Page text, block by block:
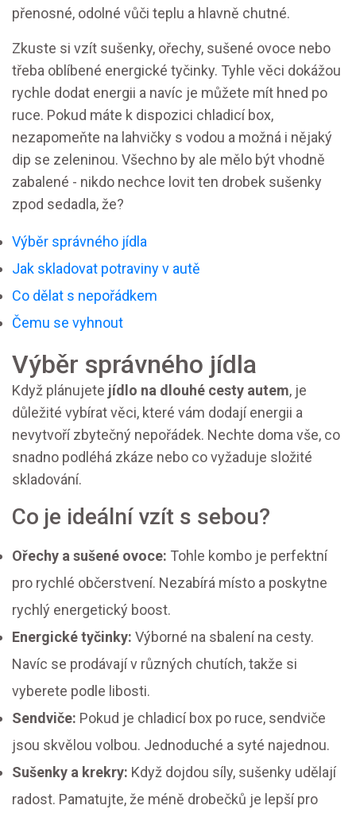
přenosné, odolné vůči teplu a hlavně chutné.
Zkuste si vzít sušenky, ořechy, sušené ovoce nebo
třeba oblíbené energické tyčinky. Tyhle věci dokážou
rychle dodat energii a navíc je můžete mít hned po
ruce. Pokud máte k dispozici chladicí box,
nezapomeňte na lahvičky s vodou a možná i nějaký
dip se zeleninou. Všechno by ale mělo být vhodně
zabalené - nikdo nechce lovit ten drobek sušenky
zpod sedadla, že?
Výběr správného jídla
Jak skladovat potraviny v autě
Co dělat s nepořádkem
Čemu se vyhnout
Výběr správného jídla
Když plánujete jídlo na dlouhé cesty autem, je
důležité vybírat věci, které vám dodají energii a
nevytvoří zbytečný nepořádek. Nechte doma vše, co
snadno podléhá zkáze nebo co vyžaduje složité
skladování.
Co je ideální vzít s sebou?
Ořechy a sušené ovoce: Tohle kombo je perfektní
pro rychlé občerstvení. Nezabírá místo a poskytne
rychlý energetický boost.
Energické tyčinky: Výborné na sbalení na cesty.
Navíc se prodávají v různých chutích, takže si
vyberete podle libosti.
Sendviče: Pokud je chladicí box po ruce, sendviče
jsou skvělou volbou. Jednoduché a syté najednou.
Sušenky a krekry: Když dojdou síly, sušenky udělají
radost. Pamatujte, že méně drobečků je lepší pro